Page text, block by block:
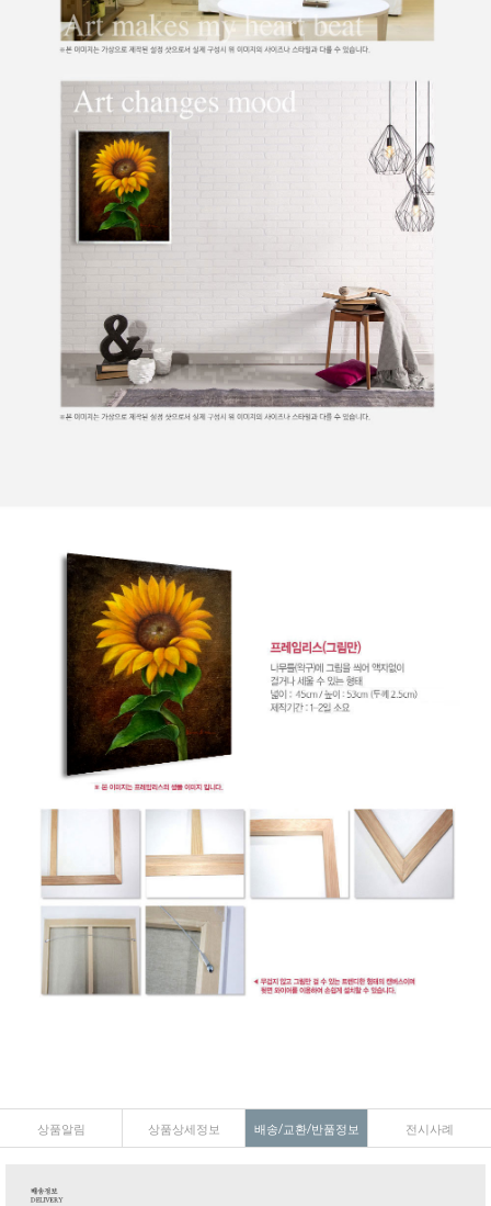
상품알림 상품상세정보 배송/교환/반품정보 전시사례